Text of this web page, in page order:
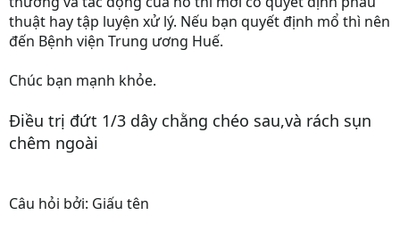
thuật hay tập luyện xử lý. Nếu bạn quyết định mổ thì nên
đến Bệnh viện Trung ương Huế.
Chúc bạn mạnh khỏe.
Điều trị đứt 1/3 dây chằng chéo sau,và rách sụn
chêm ngoài
Câu hỏi bởi: Giấu tên